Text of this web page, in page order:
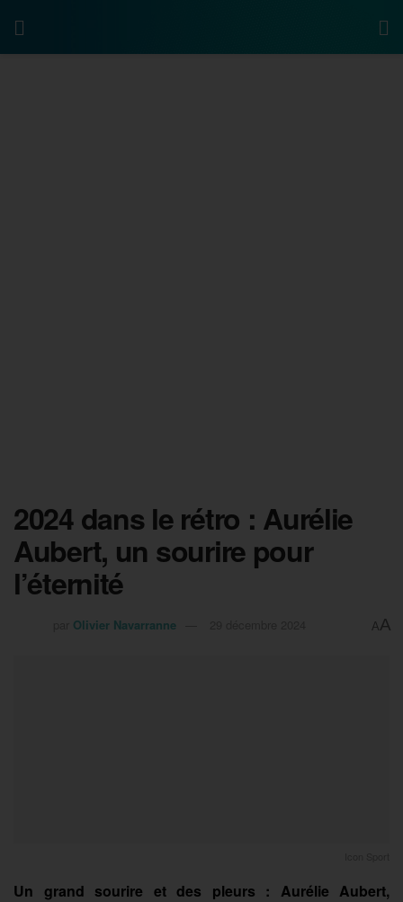
2024 dans le rétro : Aurélie
Aubert, un sourire pour
l’éternité
Olivier Navarranne AA
Un grand sourire et des pleurs : Aurélie Aubert,